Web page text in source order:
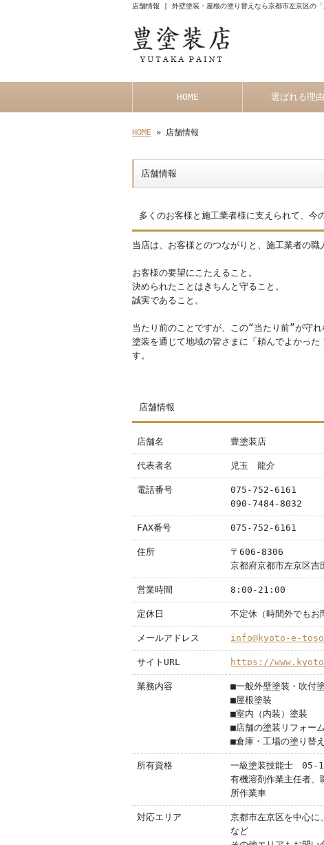
店舗情報 | 外壁塗装・屋根の塗り替えなら京都市左京区の
HOME 選ばれる理由
HOME » 店舗情報
店舗情報
多くのお客様と施工業者様に支えられて、今
当店は、お客様とのつながりと、施工業者の職
お客様の要望にこたえること。
決められたことはきちんと守ること。
誠実であること。
当たり前のことですが、この“当たり前”が守
塗装を通じて地域の皆さまに「頼んでよかっ
す。
店舗情報
店舗名 豊塗装店
代表者名 児玉 龍介
電話番号
075-752-6161
090-7484-8032
FAX番号 075-752-6161
住所
〒606-8306
京都府京都市左京区吉
営業時間 8:00-21:00
定休日 不定休（時間外でもお
メールアドレス info@kyoto-e-
サイトURL https://
業務内容
■一般外壁塗装・吹付
■屋根塗装
■室内（内装）塗装
■店舗の塗装リフォーム
■倉庫・工場の塗り替え
所有資格
一級塗装技能士
有機溶剤作業主任者、
所作業車
対応エリア
京都市左京区を中心に
など